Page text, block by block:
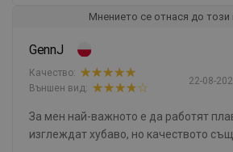
Мнението се отнася до този
GennJ
22-08-
Качество:
Външен вид:
За мен най-важното е да работят
изглеждат хубаво, но качеството